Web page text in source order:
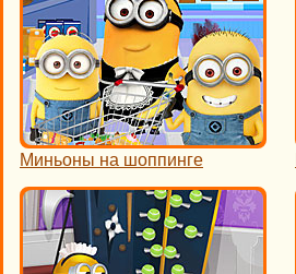
Миньоны на шоппинге